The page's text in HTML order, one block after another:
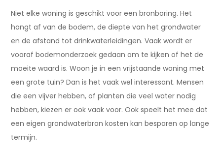
Niet elke woning is geschikt voor een bronboring. Het
hangt af van de bodem, de diepte van het grondwater
en de afstand tot drinkwaterleidingen. Vaak wordt er
vooraf bodemonderzoek gedaan om te kijken of het de
moeite waard is. Woon je in een vrijstaande woning met
een grote tuin? Dan is het vaak wel interessant. Mensen
die een vijver hebben, of planten die veel water nodig
hebben, kiezen er ook vaak voor. Ook speelt het mee dat
een eigen grondwaterbron kosten kan besparen op lange
termijn.